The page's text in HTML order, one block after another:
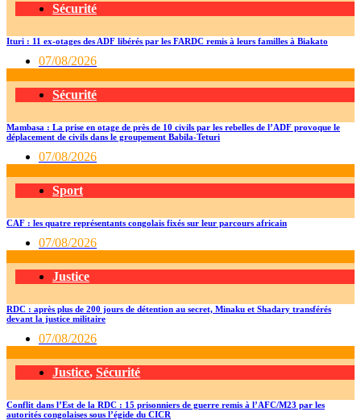
Sécurité
Ituri : 11 ex-otages des ADF libérés par les FARDC remis à leurs familles à Biakato
07/08/2026
Sécurité
Mambasa : La prise en otage de près de 10 civils par les rebelles de l’ADF provoque le
déplacement de civils dans le groupement Babila-Teturi
07/08/2026
Sport
CAF : les quatre représentants congolais fixés sur leur parcours africain
07/08/2026
Justice
RDC : après plus de 200 jours de détention au secret, Minaku et Shadary transférés
devant la justice militaire
07/08/2026
Justice, Sécurité
Conflit dans l’Est de la RDC : 15 prisonniers de guerre remis à l’AFC/M23 par les
autorités congolaises sous l’égide du CICR